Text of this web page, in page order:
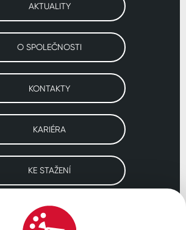
AKTUALITY
O SPOLEČNOSTI
KONTAKTY
KARIÉRA
KE STAŽENÍ
Navštivte naše pobočky